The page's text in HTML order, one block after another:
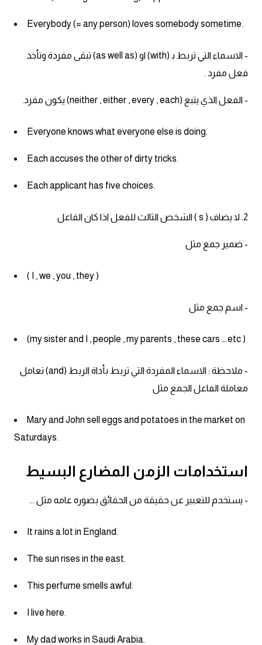
كلمات بحرف q
كلمات بحرف r
كلمات بحرف s
Everybody (= any person) loves somebody sometime.
- الاسماء التي تربط ﺑ (with) او (as well as) تبقى مفردة وتأخذ
فعل مفرد .
- الفعل الذي يتبع (neither , either , every , each) يكون مفرد.
Everyone knows what everyone else is doing.
Each accuses the other of dirty tricks.
Each applicant has five choices.
2. لا يضاف ( s ) الشخص الثالث للفعل اذا كان الفاعل
- ضمير جمع مثل
( I , we , you , they )
- اسم جمع مثل
(my sister and I , people , my parents , these cars ….etc )
- ملاحظة : الاسماء المفردة التي تربط بأداة الربط (and) تعامل
معاملة الفاعل الجمع مثل
Mary and John sell eggs and potatoes in the market on
Saturdays.
استخدامات الزمن المضارع البسيط
- يستخدم للتعبير عن حقيقة من الحقائق بصوره عامه مثل ...
It rains a lot in England.
The sun rises in the east.
This perfume smells awful.
I live here.
My dad works in Saudi Arabia.